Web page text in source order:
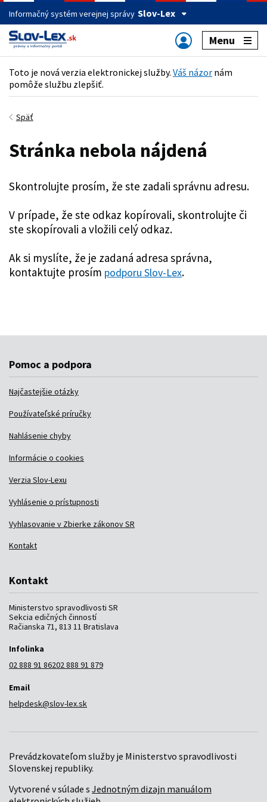
Informačný systém verejnej správy Slov-Lex
Menu
Toto je nová verzia elektronickej služby. Váš názor nám
pomôže službu zlepšiť.
Pomoc a podpora
Najčastejšie otázky
Používateľské príručky
Nahlásenie chyby
Informácie o cookies
Verzia Slov-Lexu
Vyhlásenie o prístupnosti
Vyhlasovanie v Zbierke zákonov SR
Kontakt
Kontakt
Ministerstvo spravodlivosti SR
Sekcia edičných činností
Račianska 71, 813 11 Bratislava
Infolinka
02 888 91 86202 888 91 879
Email
helpdesk@slov-lex.sk
Prevádzkovateľom služby je Ministerstvo spravodlivosti
Slovenskej republiky.
Vytvorené v súlade s Jednotným dizajn manuálom